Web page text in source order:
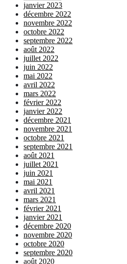
janvier 2023
décembre 2022
novembre 2022
octobre 2022
septembre 2022
août 2022
juillet 2022
juin 2022
mai 2022
avril 2022
mars 2022
février 2022
janvier 2022
décembre 2021
novembre 2021
octobre 2021
septembre 2021
août 2021
juillet 2021
juin 2021
mai 2021
avril 2021
mars 2021
février 2021
janvier 2021
décembre 2020
novembre 2020
octobre 2020
septembre 2020
août 2020